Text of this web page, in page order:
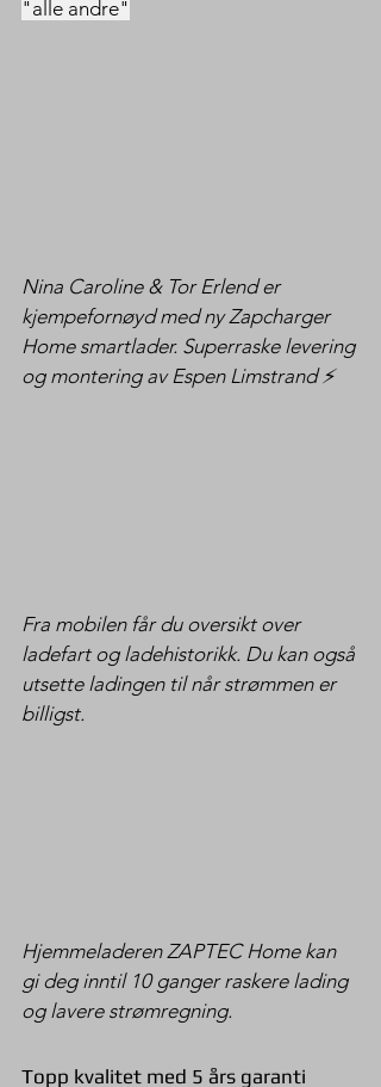
"alle andre"
Nina Caroline & Tor Erlend er
kjempefornøyd med ny Zapcharger
Home smartlader. Superraske levering
og montering av Espen Limstrand ⚡️
Fra mobilen får du oversikt over
ladefart og ladehistorikk. Du kan også
utsette ladingen til når strømmen er
billigst.
Hjemmeladeren ZAPTEC Home kan
gi deg inntil 10 ganger raskere lading
og lavere strømregning.
Topp kvalitet med 5 års garanti